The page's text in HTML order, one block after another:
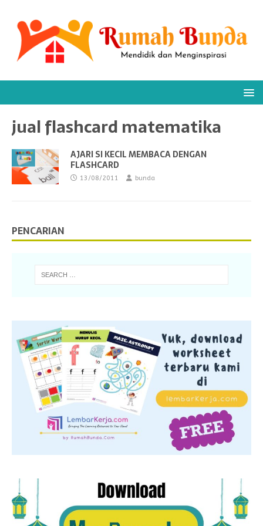
jual flashcard matematika
AJARI SI KECIL MEMBACA DENGAN
FLASHCARD
13/08/2011 bunda
PENCARIAN